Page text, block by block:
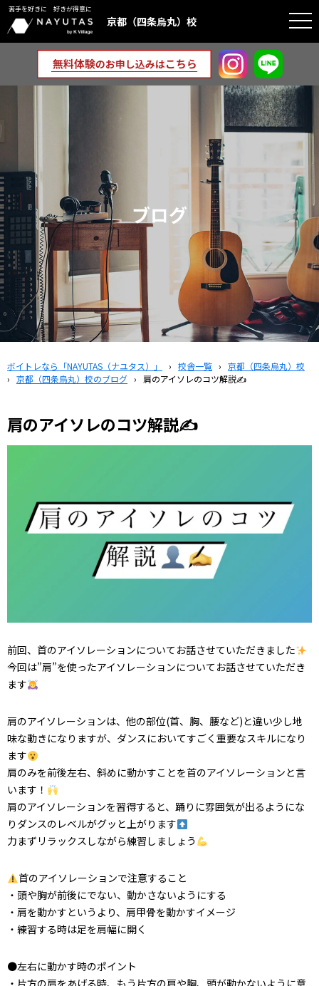
苦手を好きに 好きが得意に
京都（四条烏丸）校
ブログ
ボイトレなら「NAYUTAS（ナユタス）」 › 校舎一覧 › 京都（四条烏丸）校
› 京都（四条烏丸）校のブログ › 肩のアイソレのコツ解説✍️
肩のアイソレのコツ解説✍️
前回、首のアイソレーションについてお話させていただきました
今回は”肩”を使ったアイソレーションについてお話させていただき
ます
肩のアイソレーションは、他の部位(首、胸、腰など)と違い少し地
味な動きになりますが、ダンスにおいてすごく重要なスキルになり
ます
肩のみを前後左右、斜めに動かすことを首のアイソレーションと言
います！
肩のアイソレーションを習得すると、踊りに雰囲気が出るようにな
りダンスのレベルがグッと上がります
力まずリラックスしながら練習しましょう
首のアイソレーションで注意すること
・頭や胸が前後にでない、動かさないようにする
・肩を動かすというより、肩甲骨を動かすイメージ
・練習する時は足を肩幅に開く
●左右に動かす時のポイント